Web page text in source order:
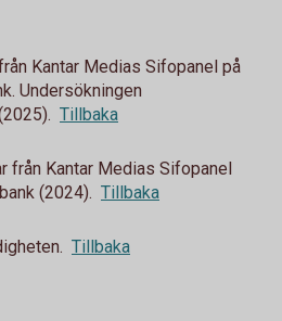
Kantar Medias Sifopanel på
Undersökningen
Tillbaka
från Kantar Medias Sifopanel
(2024). Tillbaka
Tillbaka